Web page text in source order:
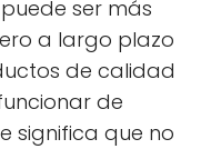
ser más
a largo plazo
de calidad
de
significa que no